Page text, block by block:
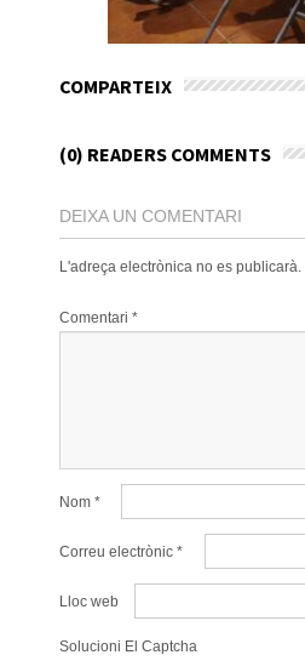
COMPARTEIX
(0) READERS COMMENTS
DEIXA UN COMENTARI
L'adreça electrònica no es publicarà.
Comentari *
Nom *
Correu electrònic *
Lloc web
Solucioni El Captcha